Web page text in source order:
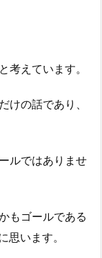
考えています。
けの話であり、
ルではありませ
もゴールである
思います。